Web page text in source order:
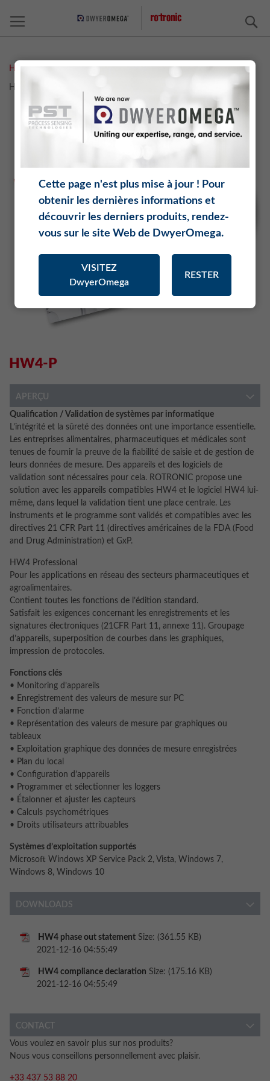
Home Measurement Solutions Logiciel
HW4-P
HW4-P
APERÇU
Qualification / Validation de systèmes par informatique
L’intégrité et la sûreté des données ont une importance essentielle.
Les entreprises alimentaires, pharmaceutiques et médicales sont
tenues de fournir la preuve de la fiabilité de saisie et de gestion de
leurs données de mesure. Des appareils et des logiciels de
validation sont nécessaires pour cela. ROTRONIC propose une
solution avec les appareils compatibles HW4 et le logiciel HW4 lui-
même, dans lequel la validation tient une place centrale. Les
instruments et le programme sont validés et compatibles avec les
directives 21 CFR Part 11 (directives américaines de la FDA (Food
and Drug Administration) et GxP.
HW4 Professional
Pour les applications en réseau des secteurs pharmaceutiques et
agroalimentaires.
Contient toutes les fonctions de l’édition standard.
Satisfait les exigences concernant les enregistrements et les
signatures électroniques (21CFR Part 11, annexe 11). Groupage
d’appareils, superposition de courbes dans les graphiques,
impression de protocoles.
Fonctions clés
• Monitoring d’appareils
• Enregistrement des valeurs de mesure sur PC
• Fonction d’alarme
• Représentation des valeurs de mesure par graphiques ou
tableaux
• Exploitation graphique des données de mesure enregistrées
• Plan du local
• Configuration d’appareils
• Programmer et sélectionner les loggers
• Étalonner et ajuster les capteurs
• Calculs psychométriques
• Droits utilisateurs attribuables
Systèmes d’exploitation supportés
Microsoft Windows XP Service Pack 2, Vista, Windows 7,
Windows 8, Windows 10
DOWNLOADS
HW4 phase out statement Size: (361.55 KB)
2021-12-16 04:55:49
HW4 compliance declaration Size: (175.16 KB)
2021-12-16 04:55:49
CONTACT
Vous voulez en savoir plus sur nos produits?
Nous vous conseillons personnellement avec plaisir.
+33 437 53 88 20
the
Cette page n'est plus mise à jour ! Pour
obtenir les dernières informations et
découvrir les derniers produits, rendez-
vous sur le site Web de DwyerOmega.
VISITEZ
DwyerOmega
RESTER